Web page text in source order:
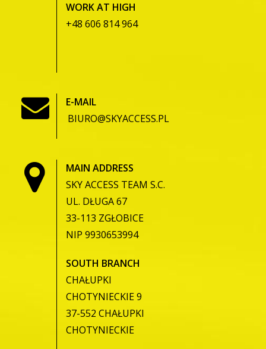
WORK AT HIGH
+48 606 814 964
E-MAIL
BIURO@SKYACCESS.PL
MAIN ADDRESS
SKY ACCESS TEAM S.C.
UL. DŁUGA 67
33-113 ZGŁOBICE
NIP 9930653994
SOUTH BRANCH
CHAŁUPKI
CHOTYNIECKIE 9
37-552 CHAŁUPKI
CHOTYNIECKIE